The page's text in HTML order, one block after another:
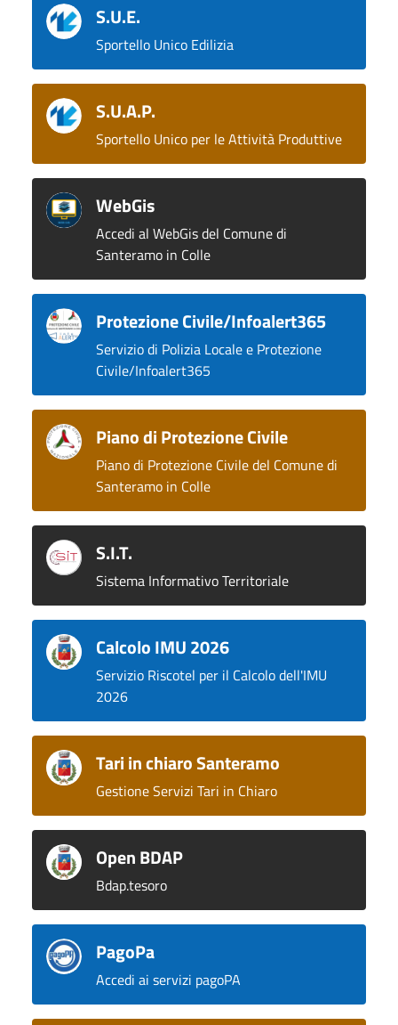
S.U.E.
Sportello Unico Edilizia
S.U.A.P.
Sportello Unico per le Attività Produttive
WebGis
Accedi al WebGis del Comune di
Santeramo in Colle
Protezione Civile/Infoalert365
Servizio di Polizia Locale e Protezione
Civile/Infoalert365
Piano di Protezione Civile
Piano di Protezione Civile del Comune di
Santeramo in Colle
S.I.T.
Sistema Informativo Territoriale
Calcolo IMU 2026
Servizio Riscotel per il Calcolo dell'IMU
2026
Tari in chiaro Santeramo
Gestione Servizi Tari in Chiaro
Open BDAP
Bdap.tesoro
PagoPa
Accedi ai servizi pagoPA